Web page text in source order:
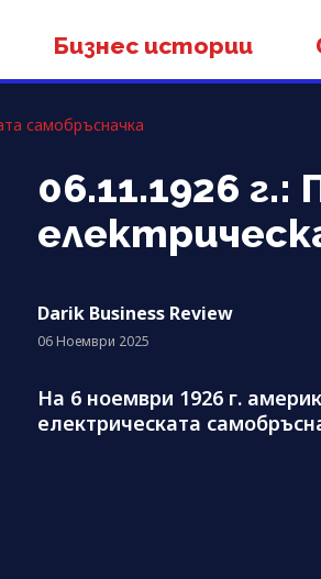
Бизнес истории
самобръсначка
06.11.1926
Darik Business Review
06 Ноември 2025
На 6 ноември 1926 г.
електрическата